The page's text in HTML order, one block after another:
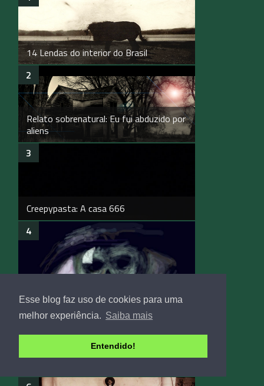
Esse blog faz uso de cookies para uma
melhor experiência. Saiba mais
Entendido!
14 Lendas do interior do Brasil
Relato sobrenatural: Eu fui abduzido por
aliens
Creepypasta: A casa 666